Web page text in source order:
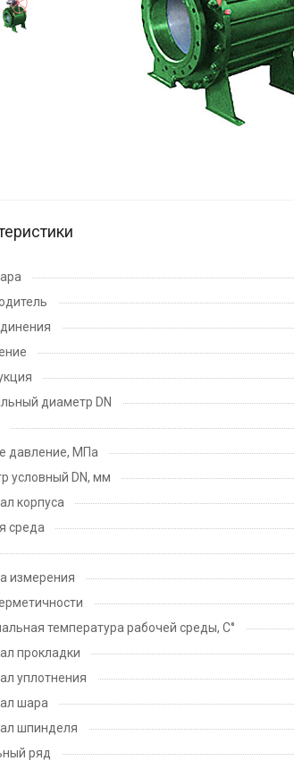
диаметр DN
давление, МПа
условный DN, мм
корпуса
среда
измерения
температура рабочей среды, С°
прокладки
уплотнения
шара
шпинделя
ряд